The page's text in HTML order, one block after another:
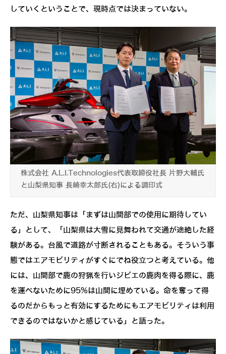
していくということで、現時点では決まっていない。
株式会社 A.L.I.Technologies代表取締役社長 片野大輔氏
と山梨県知事 長崎幸太郎氏(右)による調印式
ただ、山梨県知事は「まずは山間部での使用に期待してい
る」として、「山梨県は大雪に見舞われて交通が途絶した経
験がある。台風で道路が寸断されることもある。そういう事
態ではエアモビリティがすぐにでね役立つと考えている。他
には、山間部で鹿の狩猟を行いジビエの鹿肉を得る際に、鹿
を運べないために95%は山間に埋めている。命を奪って得
るのだからもっと有効にするためにもエアモビリティは利用
できるのではないかと感じている」と語った。